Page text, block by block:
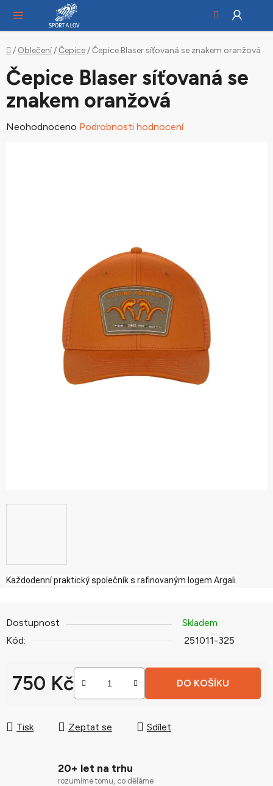
obsah
Domů
/ Oblečení/Čepice/Čepice Blaser síťovaná se znakem oranžová
Každodenní praktický společník s rafinovaným logem Argali.
Dostupnost
Skladem
Kód:
251011-325
750 Kč DO KOŠÍKU
Tisk Zeptat se Sdílet
Čepice Blaser síťovaná se
znakem oranžová
Průměrné
Neohodnoceno Podrobnosti hodnocení
20+ let na trhu
rozumíme tomu, co děláme